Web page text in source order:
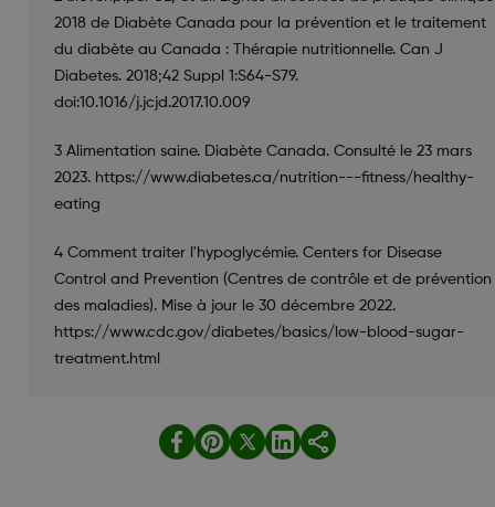
2018 de Diabète Canada pour la prévention et le traitement
du diabète au Canada : Thérapie nutritionnelle. Can J
Diabetes. 2018;42 Suppl 1:S64-S79.
doi:10.1016/j.jcjd.2017.10.009
3 Alimentation saine. Diabète Canada. Consulté le 23 mars
2023. https://www.diabetes.ca/nutrition---fitness/healthy-
eating
4 Comment traiter l'hypoglycémie. Centers for Disease
Control and Prevention (Centres de contrôle et de prévention
des maladies). Mise à jour le 30 décembre 2022.
https://www.cdc.gov/diabetes/basics/low-blood-sugar-
treatment.html